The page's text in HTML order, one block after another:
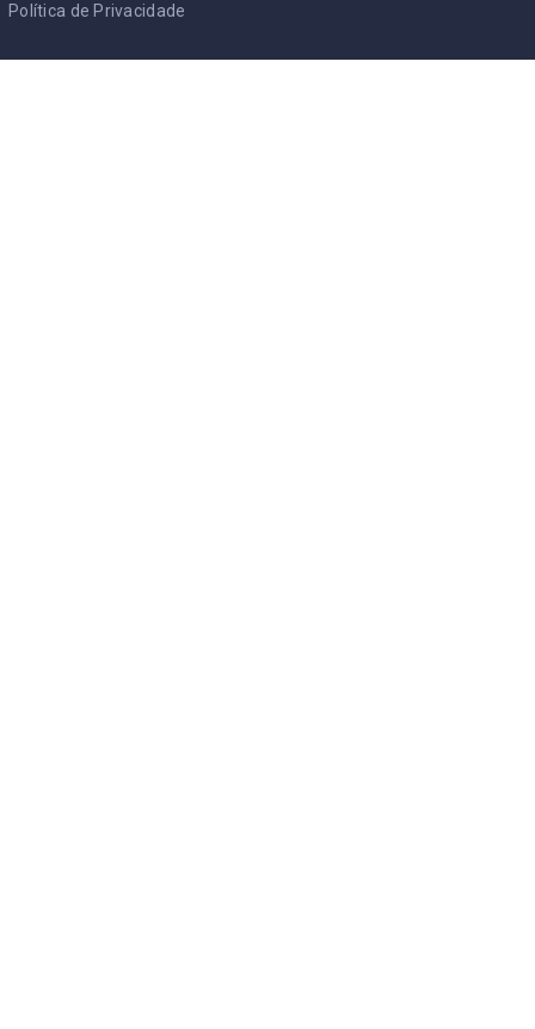
Política de Privacidade